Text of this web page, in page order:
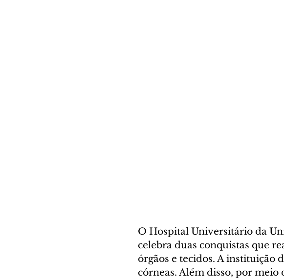
O Hospital Universitário da
celebra duas conquistas que
órgãos e tecidos. A instituição
córneas. Além disso, por